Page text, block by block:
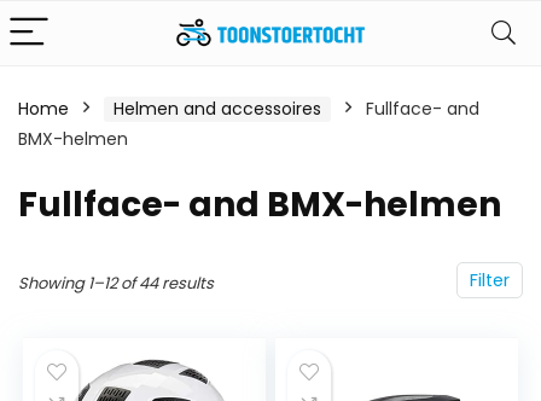
Home Helmen and accessoires
Fullface- and
BMX-helmen
Fullface- and BMX-helmen
Filter
Showing 1–12 of 44 results